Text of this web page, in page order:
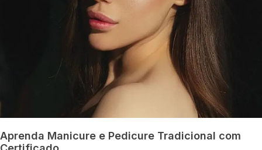
Aprenda Manicure e Pedicure Tradicional com